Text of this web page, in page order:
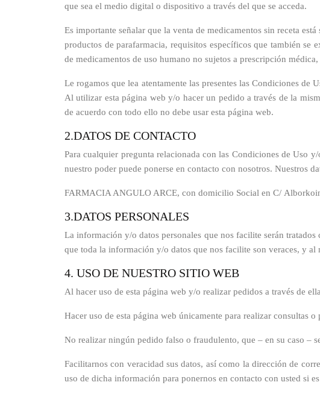
que sea el medio digital o dispositivo a través del que se acceda.
Es importante señalar que la venta de medicamentos sin receta
productos de parafarmacia, requisitos específicos que también se
de medicamentos de uso humano no sujetos a prescripción
Le rogamos que lea atentamente las presentes las Condiciones
Al utilizar esta página web y/o hacer un pedido a través de la
de acuerdo con todo ello no debe usar esta página web.
2.DATOS DE CONTACTO
Para cualquier pregunta relacionada con las Condiciones de Uso
nuestro poder puede ponerse en contacto con nosotros. Nuestros
FARMACIA ANGULO ARCE, con domicilio Social en C/
3.DATOS PERSONALES
La información y/o datos personales que nos facilite serán
que toda la información y/o datos que nos facilite son veraces, y
4. USO DE NUESTRO SITIO WEB
Al hacer uso de esta página web y/o realizar pedidos a través de
Hacer uso de esta página web únicamente para realizar consultas
No realizar ningún pedido falso o fraudulento, que – en su caso –
Facilitarnos con veracidad sus datos, así como la dirección de
uso de dicha información para ponernos en contacto con usted si